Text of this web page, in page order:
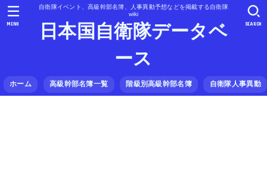
自衛隊イベント、高級幹部名簿、人事異動予想などを掲載する自衛隊
wiki
日本国自衛隊データベ
ース
ホーム 高級幹部名簿一覧 階級別高級幹部名簿 自衛隊人事異動
SEARCH
MENU